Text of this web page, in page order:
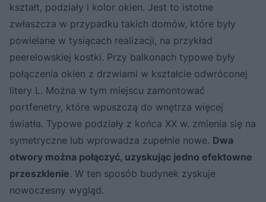
kształt, podziały i kolor okien. Jest to istotne
zwłaszcza w przypadku takich domów, które były
powielane w tysiącach realizacji, na przykład
peerelowskiej kostki. Przy balkonach typowe były
połączenia okien z drzwiami w kształcie odwróconej
litery L. Można w tym miejscu zamontować
portfenetry, które wpuszczą do wnętrza więcej
światła. Typowe podziały z końca XX w. zmienia się na
symetryczne lub wprowadza zupełnie nowe. Dwa
otwory można połączyć, uzyskując jedno efektowne
przeszklenie. W ten sposób budynek zyskuje
nowoczesny wygląd.